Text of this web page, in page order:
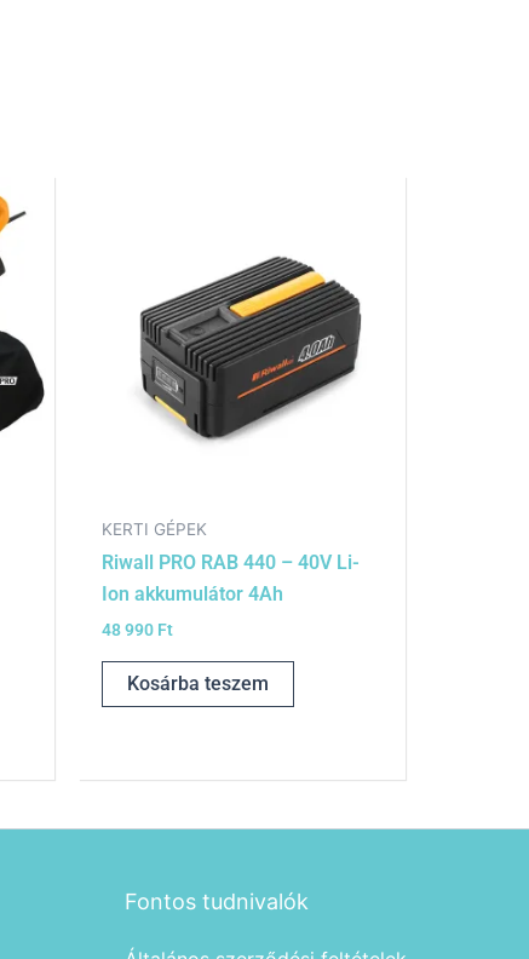
KERTI GÉPEK
Riwall PRO RAB 440 – 40V Li-
Ion akkumulátor 4Ah
48 990 Ft
Kosárba teszem
Fontos tudnivalók